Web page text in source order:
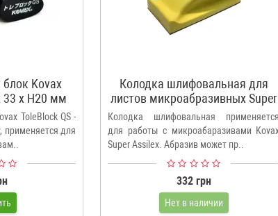
Kovax
33 x H20 мм
ToleBlock QS -
применяется для
Колодка шлифовальная для
листов микроабразивных Super
Assilex
Колодка шлифовальная применяется
для работы с микроабаразивами
Super Assilex. Абразив может пр..
332 грн
Нет в наличии